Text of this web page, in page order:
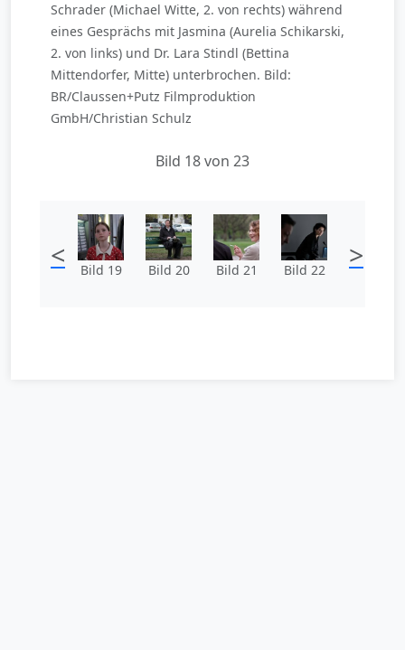
Schrader (Michael Witte, 2. von rechts) während
eines Gesprächs mit Jasmina (Aurelia Schikarski,
2. von links) und Dr. Lara Stindl (Bettina
Mittendorfer, Mitte) unterbrochen. Bild:
BR/Claussen+Putz Filmproduktion
GmbH/Christian Schulz
Bild 18 von 23
< Bild 19 Bild 20 Bild 21 Bild 22 >